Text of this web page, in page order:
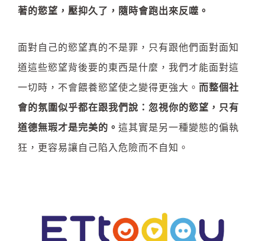
著的慾望，壓抑久了，隨時會跑出來反噬。
面對自己的慾望真的不是罪，只有跟他們面對面知
道這些慾望背後要的東西是什麼，我們才能面對這
一切時，不會餵養慾望使之變得更強大。 而整個社
會的氛圍似乎都在跟我們說： 忽視你的慾望，只有
道德無瑕才是完美的。 這其實是另一種變態的偏執
狂，更容易讓自己陷入危險而不自知。